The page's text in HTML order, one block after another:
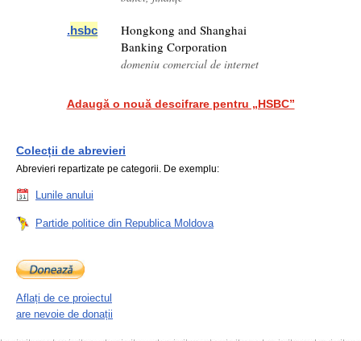
.hsbc
Hongkong and Shanghai
Banking Corporation
domeniu comercial de internet
Adaugă o nouă descifrare pentru „HSBC”
Colecții de abrevieri
Abrevieri repartizate pe categorii. De exemplu:
Lunile anului
Partide politice din Republica Moldova
Aflați de ce proiectul
are nevoie de donații